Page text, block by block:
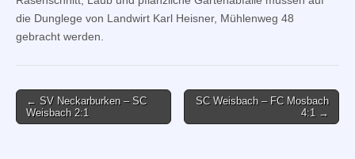
die Dunglege von Landwirt Karl Heisner, Mühlenweg 48
gebracht werden.
Post
navigation
← SV Neckarburken – SC
Weisbach 2:1
SC Weisbach – FC Mosbach
4:1 →